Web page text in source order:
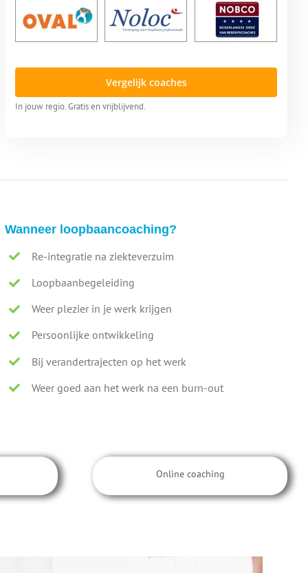
Vergelijk coaches
In jouw regio. Gratis en vrijblijvend.
Wanneer loopbaancoaching?
Re-integratie na ziekteverzuim
Loopbaanbegeleiding
Weer plezier in je werk krijgen
Persoonlijke ontwikkeling
Bij verandertrajecten op het werk
Weer goed aan het werk na een burn-out
Online coaching